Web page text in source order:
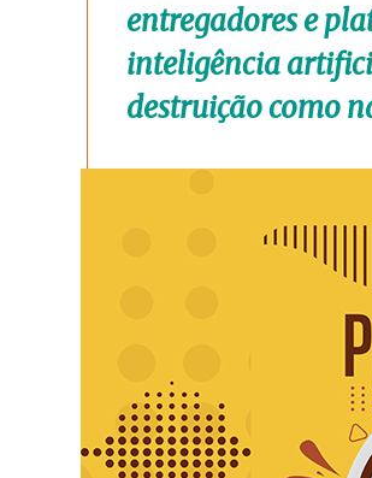
entregadores e
inteligência
destruição como